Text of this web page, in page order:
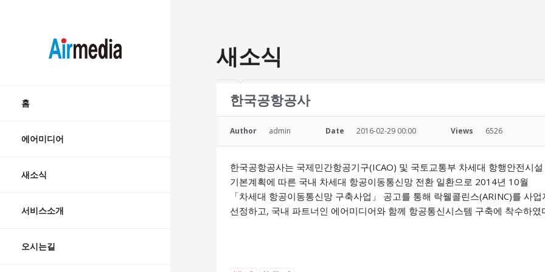
AIRMEDIA
content
홈
에어미디어
새소식
서비스소개
오시는길
새소식
한국공항공사
Author admin Date 2016-02-29 00:00 Views 6526
한국공항공사는 국제민간항공기구(ICAO) 및 국토교통부 차세대 항행안전시설
기본계획에 따른 국내 차세대 항공이동통신망 전환 일환으로 2014년 10월
「차세대 항공이동통신망 구축사업」 공고를 통해 락웰콜린스(ARINC)를 사업
선정하고, 국내 파트너인 에어미디어와 함께 항공통신시스템 구축에 착수하였